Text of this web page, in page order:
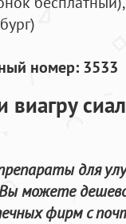
номер: 3533
виагру
для
можете
фирм с